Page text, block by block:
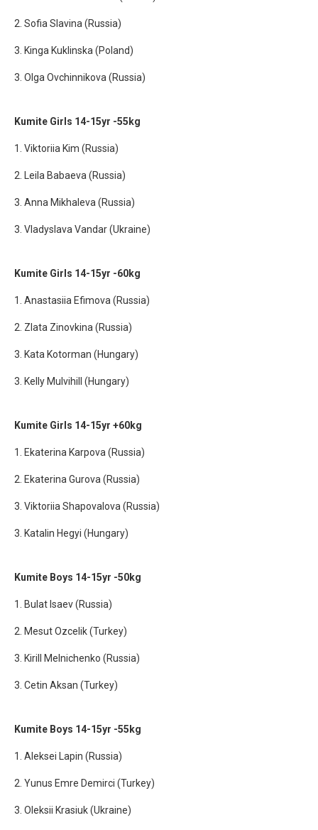
2. Sofia Slavina (Russia)
3. Kinga Kuklinska (Poland)
3. Olga Ovchinnikova (Russia)
Kumite Girls 14-15yr -55kg
1. Viktoriia Kim (Russia)
2. Leila Babaeva (Russia)
3. Anna Mikhaleva (Russia)
3. Vladyslava Vandar (Ukraine)
Kumite Girls 14-15yr -60kg
1. Anastasiia Efimova (Russia)
2. Zlata Zinovkina (Russia)
3. Kata Kotorman (Hungary)
3. Kelly Mulvihill (Hungary)
Kumite Girls 14-15yr +60kg
1. Ekaterina Karpova (Russia)
2. Ekaterina Gurova (Russia)
3. Viktoriia Shapovalova (Russia)
3. Katalin Hegyi (Hungary)
Kumite Boys 14-15yr -50kg
1. Bulat Isaev (Russia)
2. Mesut Ozcelik (Turkey)
3. Kirill Melnichenko (Russia)
3. Cetin Aksan (Turkey)
Kumite Boys 14-15yr -55kg
1. Aleksei Lapin (Russia)
2. Yunus Emre Demirci (Turkey)
3. Oleksii Krasiuk (Ukraine)